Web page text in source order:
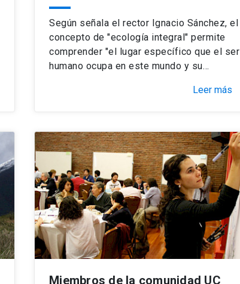
Según señala el rector Ignacio Sánchez, el
concepto de "ecología integral" permite
comprender "el lugar específico que el ser
humano ocupa en este mundo y su…
Leer más
Miembros de la comunidad UC